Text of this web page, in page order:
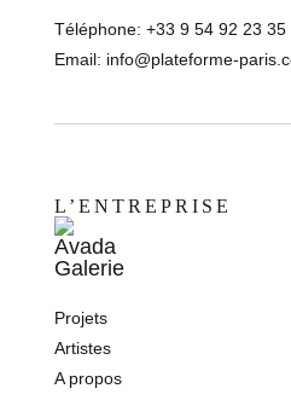
Téléphone: +33 9 54 92 23 35
Email: info@plateforme-
L’ENTREPRISE
Projets
Artistes
A propos